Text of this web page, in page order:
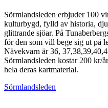
Sörmlandsleden erbjuder 100
kulturbygd, fylld av historia,
glittrande sjöar. På
för den som vill bege sig ut på
Nävekvarn är 36,
Sörmlandsleden kostar 200 kr/
hela deras kartmaterial.
Sörmlandsleden